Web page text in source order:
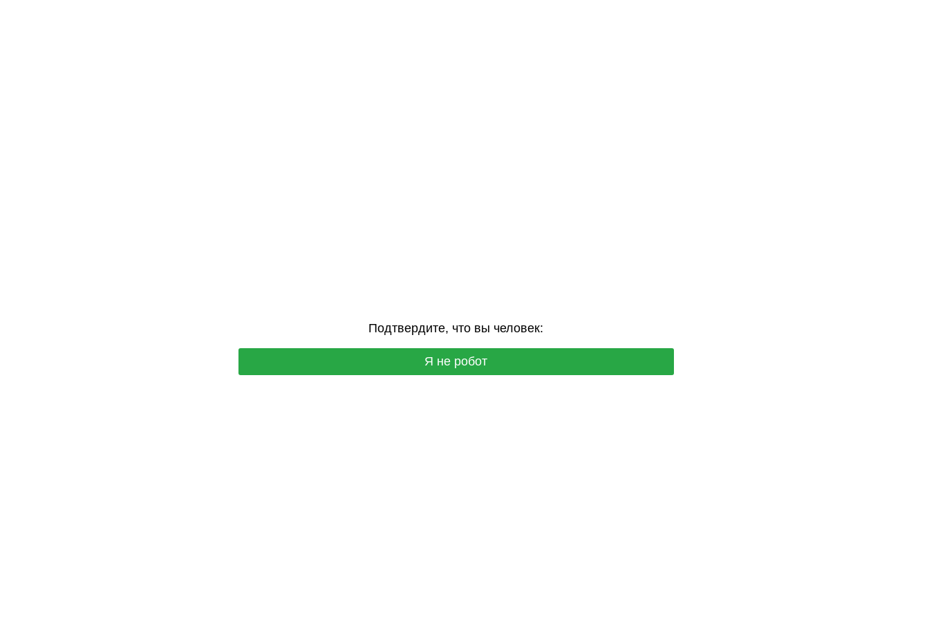
Подтвердите, что вы человек:
Я не робот